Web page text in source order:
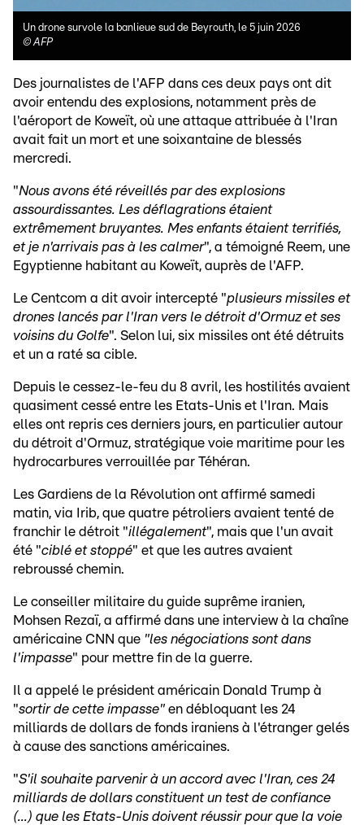
Un drone survole la banlieue sud de Beyrouth, le 5 juin 2026
© AFP
Des journalistes de l'AFP dans ces deux pays ont dit
avoir entendu des explosions, notamment près de
l'aéroport de Koweït, où une attaque attribuée à l'Iran
avait fait un mort et une soixantaine de blessés
mercredi.
"Nous avons été réveillés par des explosions
assourdissantes. Les déflagrations étaient
extrêmement bruyantes. Mes enfants étaient terrifiés,
et je n'arrivais pas à les calmer", a témoigné Reem, une
Egyptienne habitant au Koweït, auprès de l'AFP.
Le Centcom a dit avoir intercepté "plusieurs missiles et
drones lancés par l'Iran vers le détroit d'Ormuz et ses
voisins du Golfe". Selon lui, six missiles ont été détruits
et un a raté sa cible.
Depuis le cessez-le-feu du 8 avril, les hostilités avaient
quasiment cessé entre les Etats-Unis et l'Iran. Mais
elles ont repris ces derniers jours, en particulier autour
du détroit d'Ormuz, stratégique voie maritime pour les
hydrocarbures verrouillée par Téhéran.
Les Gardiens de la Révolution ont affirmé samedi
matin, via Irib, que quatre pétroliers avaient tenté de
franchir le détroit "illégalement", mais que l'un avait
été "ciblé et stoppé" et que les autres avaient
rebroussé chemin.
Le conseiller militaire du guide suprême iranien,
Mohsen Rezaï, a affirmé dans une interview à la chaîne
américaine CNN que "les négociations sont dans
l'impasse" pour mettre fin de la guerre.
Il a appelé le président américain Donald Trump à
"sortir de cette impasse" en débloquant les 24
milliards de dollars de fonds iraniens à l'étranger gelés
à cause des sanctions américaines.
"S'il souhaite parvenir à un accord avec l'Iran, ces 24
milliards de dollars constituent un test de confiance
(...) que les Etats-Unis doivent réussir pour que la voie